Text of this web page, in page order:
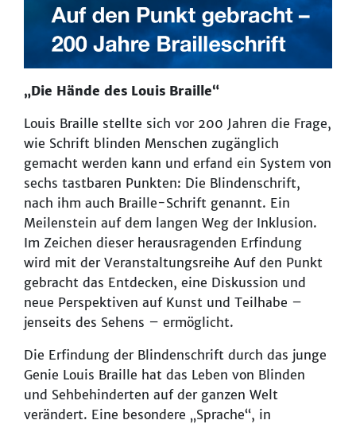
„Die Hände des Louis Braille“
Louis Braille stellte sich vor 200 Jahren die Frage,
wie Schrift blinden Menschen zugänglich
gemacht werden kann und erfand ein System von
sechs tastbaren Punkten: Die Blindenschrift,
nach ihm auch Braille-Schrift genannt. Ein
Meilenstein auf dem langen Weg der Inklusion.
Im Zeichen dieser herausragenden Erfindung
wird mit der Veranstaltungsreihe Auf den Punkt
gebracht das Entdecken, eine Diskussion und
neue Perspektiven auf Kunst und Teilhabe –
jenseits des Sehens – ermöglicht.
Die Erfindung der Blindenschrift durch das junge
Genie Louis Braille hat das Leben von Blinden
und Sehbehinderten auf der ganzen Welt
verändert. Eine besondere „Sprache“, in